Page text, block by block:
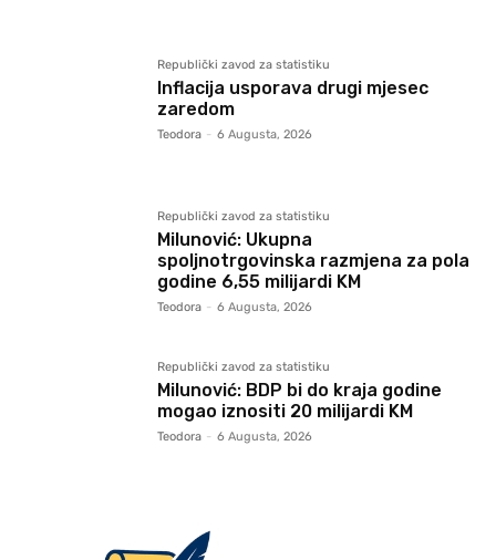
Republički zavod za statistiku
Inflacija usporava drugi mjesec
zaredom
Teodora - 6 Augusta, 2026
Republički zavod za statistiku
Milunović: Ukupna
spoljnotrgovinska razmjena za pola
godine 6,55 milijardi KM
Teodora - 6 Augusta, 2026
Republički zavod za statistiku
Milunović: BDP bi do kraja godine
mogao iznositi 20 milijardi KM
Teodora - 6 Augusta, 2026